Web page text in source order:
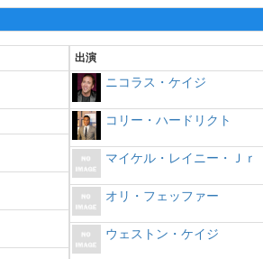
出演
ニコラス・ケイジ
コリー・ハードリクト
マイケル・レイニー・Ｊｒ
オリ・フェッファー
ウェストン・ケイジ